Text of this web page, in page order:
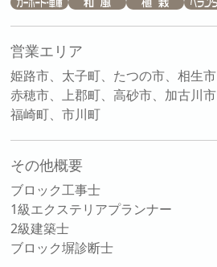
営業エリア
姫路市、太子町、たつの市、相生市
赤穂市、上郡町、高砂市、加古川市
福崎町、市川町
その他概要
ブロック工事士
1級エクステリアプランナー
2級建築士
ブロック塀診断士